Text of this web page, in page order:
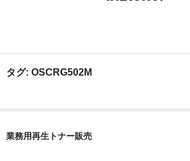
ホーム
タグ: OSCRG502M
業務用再生トナー販売